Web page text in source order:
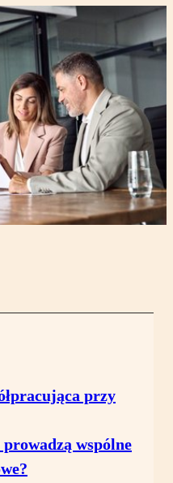
przy
wspólne